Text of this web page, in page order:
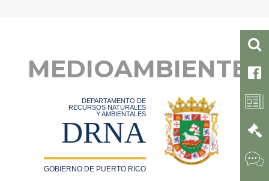
MEDIOAMBIENTE
DEPARTAMENTO DE
RECURSOS NATURALES
Y AMBIENTALES
DRNA
GOBIERNO DE PUERTO RICO